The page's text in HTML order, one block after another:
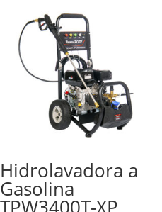
Hidrolavadora a
Gasolina